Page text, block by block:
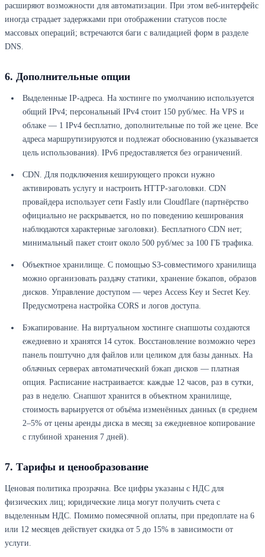
расширяют возможности для автоматизации. При этом веб-интерфейс
иногда страдает задержками при отображении статусов после
массовых операций; встречаются баги с валидацией форм в разделе
DNS.
6. Дополнительные опции
Выделенные IP-адреса. На хостинге по умолчанию используется
общий IPv4; персональный IPv4 стоит 150 руб/мес. На VPS и
облаке — 1 IPv4 бесплатно, дополнительные по той же цене. Все
адреса маршрутизируются и подлежат обоснованию (указывается
цель использования). IPv6 предоставляется без ограничений.
CDN. Для подключения кеширующего прокси нужно
активировать услугу и настроить HTTP-заголовки. CDN
провайдера использует сети Fastly или Cloudflare (партнёрство
официально не раскрывается, но по поведению кеширования
наблюдаются характерные заголовки). Бесплатного CDN нет;
минимальный пакет стоит около 500 руб/мес за 100 ГБ трафика.
Объектное хранилище. С помощью S3-совместимого хранилища
можно организовать раздачу статики, хранение бэкапов, образов
дисков. Управление доступом — через Access Key и Secret Key.
Предусмотрена настройка CORS и логов доступа.
Бэкапирование. На виртуальном хостинге снапшоты создаются
ежедневно и хранятся 14 суток. Восстановление возможно через
панель поштучно для файлов или целиком для базы данных. На
облачных серверах автоматический бэкап дисков — платная
опция. Расписание настраивается: каждые 12 часов, раз в сутки,
раз в неделю. Снапшот хранится в объектном хранилище,
стоимость варьируется от объёма изменённых данных (в среднем
2–5% от цены аренды диска в месяц за ежедневное копирование
с глубиной хранения 7 дней).
7. Тарифы и ценообразование
Ценовая политика прозрачна. Все цифры указаны с НДС для
физических лиц; юридические лица могут получить счета с
выделенным НДС. Помимо помесячной оплаты, при предоплате на 6
или 12 месяцев действует скидка от 5 до 15% в зависимости от
услуги.